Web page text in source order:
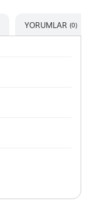
YORUMLAR (0)